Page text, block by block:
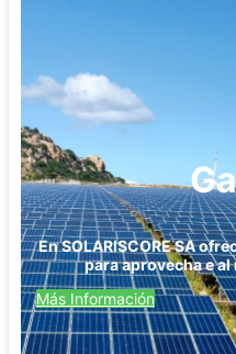
En SOLARISCORE SA
para aprovecha e
Más Información